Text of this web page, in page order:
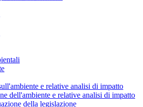
e relative analisi di impatto
dell'ambiente e relative analisi di impatto
della legislazione